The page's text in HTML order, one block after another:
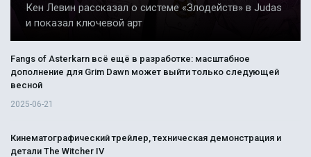
Кен Левин рассказал о системе «Злодейств» в Judas
и показал ключевой арт
Fangs of Asterkarn всё ещё в разработке: масштабное
дополнение для Grim Dawn может выйти только следующей
весной
2025-06-21
Кинематографический трейлер, техническая демонстрация и
детали The Witcher IV